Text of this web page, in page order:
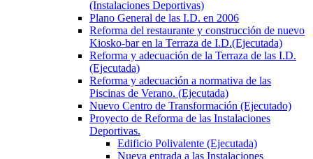
(Instalaciones Deportivas)
Plano General de las I.D. en 2006
Reforma del restaurante y construcción de nuevo
Kiosko-bar en la Terraza de I.D.(Ejecutada)
Reforma y adecuación de la Terraza de las I.D.
(Ejecutada)
Reforma y adecuación a normativa de las
Piscinas de Verano. (Ejecutada)
Nuevo Centro de Transformación (Ejecutado)
Proyecto de Reforma de las Instalaciones
Deportivas.
Edificio Polivalente (Ejecutada)
Nueva entrada a las Instalaciones